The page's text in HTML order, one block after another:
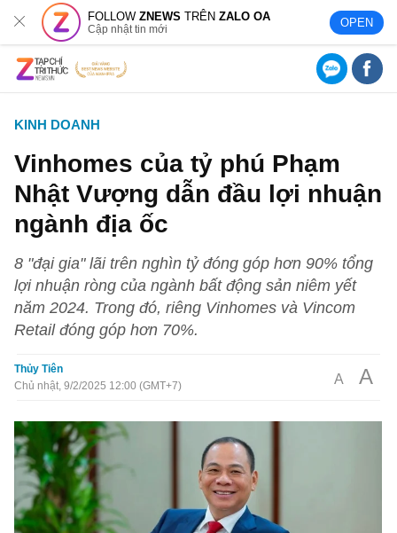
FOLLOWZNEWS TRÊNZALO OA
Cập nhật tin mới OPEN
KINH DOANH
Vinhomes của tỷ phú Phạm
Nhật Vượng dẫn đầu lợi nhuận
ngành địa ốc
8 "đại gia" lãi trên nghìn tỷ đóng góp hơn 90% tổng
lợi nhuận ròng của ngành bất động sản niêm yết
năm 2024. Trong đó, riêng Vinhomes và Vincom
Retail đóng góp hơn 70%.
Thủy Tiên
Chủ nhật, 9/2/2025 12:00 (GMT+7)
A A